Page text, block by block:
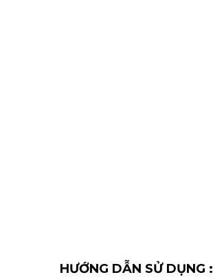
HƯỚNG DẪN SỬ DỤNG :